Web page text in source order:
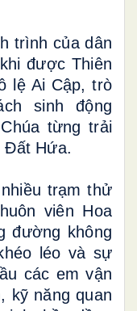
trình của dân
được Thiên
lệ Ai Cập, trò
sinh động
từng trải
Đất Hứa.
trạm thử
viên Hoa
đường không
léo và sự
các em vận
kỹ năng quan